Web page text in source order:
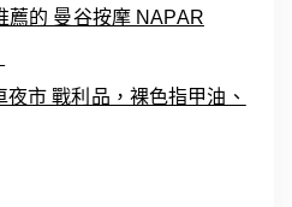
薦的 曼谷按摩 NAPAR
市 戰利品，裸色指甲油、